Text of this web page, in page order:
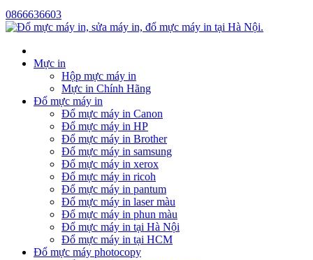
0866636603
Mực in
Hộp mực máy in
Mực in Chính Hãng
Đổ mực máy in
Đổ mực máy in Canon
Đổ mực máy in HP
Đổ mực máy in Brother
Đổ mực máy in samsung
Đổ mực máy in xerox
Đổ mực máy in ricoh
Đổ mực máy in pantum
Đổ mực máy in laser màu
Đổ mực máy in phun màu
Đổ mực máy in tại Hà Nội
Đổ mực máy in tại HCM
Đổ mực máy photocopy